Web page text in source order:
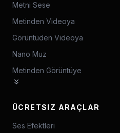
Metni Sese
Metinden Videoya
Görüntüden Videoya
Nano Muz
Metinden Görüntüye
ÜCRETSIZ ARAÇLAR
Ses Efektleri